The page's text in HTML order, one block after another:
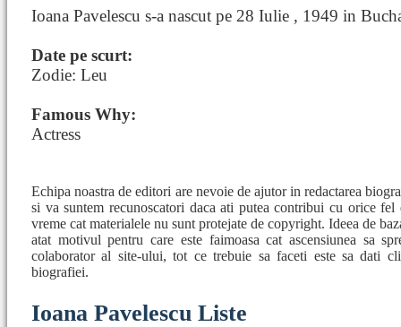
Ioana Pavelescu s-a nascut pe 28 Iulie , 1949 in
Date pe scurt:
Zodie: Leu
Famous Why:
Actress
Echipa noastra de editori are nevoie de ajutor in redactarea
si va suntem recunoscatori daca ati putea contribui cu orice fel
vreme cat materialele nu sunt protejate de copyright. Ideea de
atat motivul pentru care este faimoasa cat ascensiunea sa
colaborator al site-ului, tot ce trebuie sa faceti este sa dati
biografiei.
Ioana Pavelescu Liste